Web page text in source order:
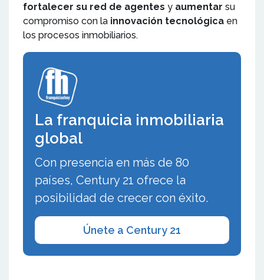
fortalecer su red de agentes y aumentar su
compromiso con la innovación tecnológica en
los procesos inmobiliarios.
La franquicia inmobiliaria
global
Con presencia en más de 80
países, Century 21 ofrece la
posibilidad de crecer con éxito.
Únete a Century 21